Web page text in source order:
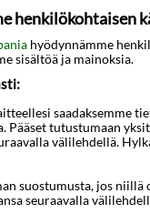
henkilökohtaisen
hyödynnämme
sisältöä ja mainoksia.
saadaksemme
Pääset tutustumaan
välilehdellä.
suostumusta, jos niillä
seuraavalla